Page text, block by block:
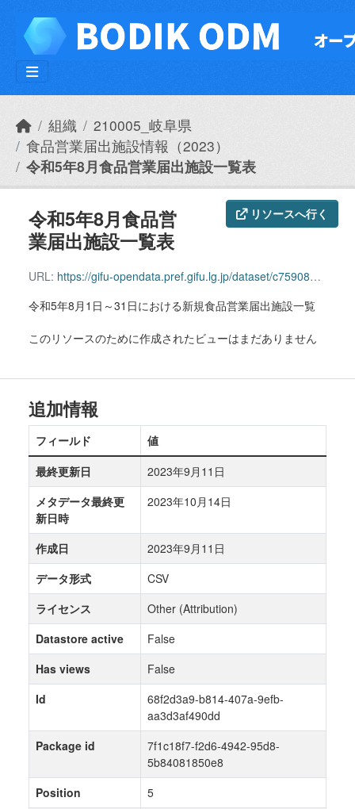
組織
210005_岐阜県
食品営業届出施設情報（2023）
令和5年8月食品営業届出施設一覧表
リソースへ行く
令和5年8月食品営
業届出施設一覧表
URL: https://gifu-opendata.pref.gifu.lg.jp/dataset/c75908d3-0e48-4e80-a39d-83e81c7999b2/resource/bf893d80-54df-48ea-a9cc-156c3689c1f2/download/r0508todokedesyokuhin.csv
令和5年8月1日～31日における新規食品営業届出施設一覧
このリソースのために作成されたビューはまだありません
追加情報
フィールド
値
最終更新日
2023年9月11日
メタデータ最終更
新日時
2023年10月14日
作成日
2023年9月11日
データ形式
CSV
ライセンス
Other (Attribution)
Datastore active
False
Has views
False
Id
68f2d3a9-b814-407a-9efb-
aa3d3af490dd
Package id
7f1c18f7-f2d6-4942-95d8-
5b84081850e8
Position
5